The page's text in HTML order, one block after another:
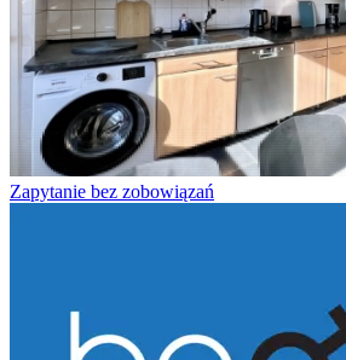
Zapytanie bez zobowiązań